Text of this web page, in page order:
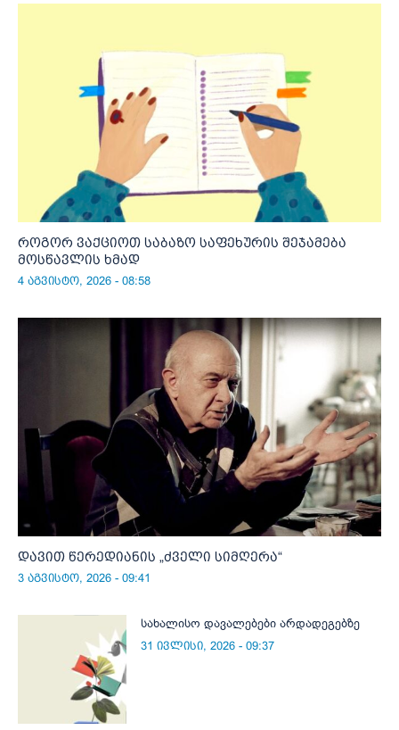
როგორ ვაქციოთ საბაზო საფეხურის შეჯამება
მოსწავლის ხმად
4 აგვისტო, 2026 - 08:58
დავით წერედიანის „ძველი სიმღერა“
3 აგვისტო, 2026 - 09:41
სახალისო დავალებები არდადეგებზე
31 ივლისი, 2026 - 09:37